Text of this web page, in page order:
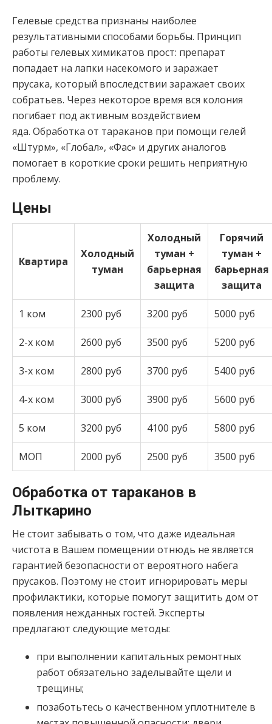
Гелевые средства признаны наиболее
результативными способами борьбы. Принцип
работы гелевых химикатов прост: препарат
попадает на лапки насекомого и заражает
прусака, который впоследствии заражает своих
собратьев. Через некоторое время вся колония
погибает под активным воздействием
яда. Обработка от тараканов при помощи гелей
«Штурм», «Глобал», «Фас» и других аналогов
помогает в короткие сроки решить неприятную
проблему.
Цены
Квартира
Холодный
туман
Холодный
туман +
барьерная
защита
Горячий
туман +
барьерная
защита
1 ком 2300 руб 3200 руб 5000 руб
2-х ком 2600 руб 3500 руб 5200 руб
3-х ком 2800 руб 3700 руб 5400 руб
4-х ком 3000 руб 3900 руб 5600 руб
5 ком 3200 руб 4100 руб 5800 руб
МОП 2000 руб 2500 руб 3500 руб
Обработка от тараканов в
Лыткарино
Не стоит забывать о том, что даже идеальная
чистота в Вашем помещении отнюдь не является
гарантией безопасности от вероятного набега
прусаков. Поэтому не стоит игнорировать меры
профилактики, которые помогут защитить дом от
появления нежданных гостей. Эксперты
предлагают следующие методы:
при выполнении капитальных ремонтных
работ обязательно заделывайте щели и
трещины;
позаботьтесь о качественном уплотнителе в